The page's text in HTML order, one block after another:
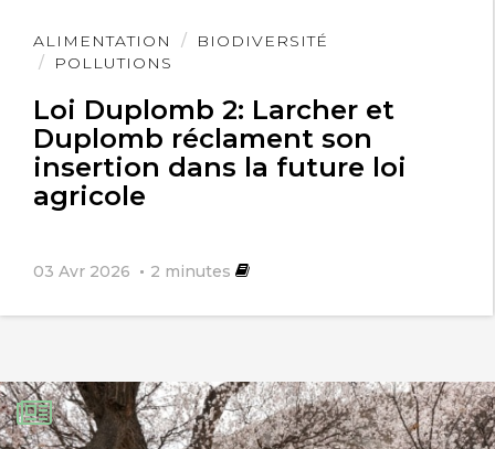
ALIMENTATION
BIODIVERSITÉ
POLLUTIONS
Loi Duplomb 2: Larcher et
Duplomb réclament son
insertion dans la future loi
agricole
03 Avr 2026 2 minutes
Lire
l'article